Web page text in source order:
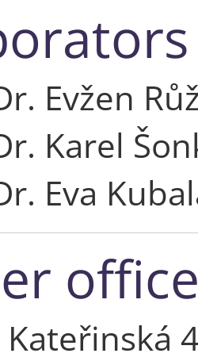
Evžen
Karel
Eva
Kateřinská